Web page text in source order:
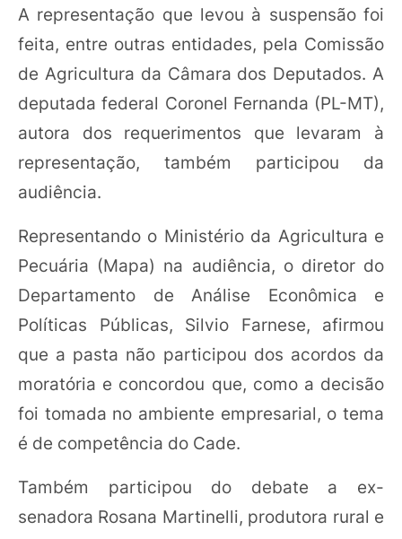
A representação que levou à suspensão foi
feita, entre outras entidades, pela Comissão
de Agricultura da Câmara dos Deputados. A
deputada federal Coronel Fernanda (PL-MT),
autora dos requerimentos que levaram à
representação, também participou da
audiência.
Representando o Ministério da Agricultura e
Pecuária (Mapa) na audiência, o diretor do
Departamento de Análise Econômica e
Políticas Públicas, Silvio Farnese, afirmou
que a pasta não participou dos acordos da
moratória e concordou que, como a decisão
foi tomada no ambiente empresarial, o tema
é de competência do Cade.
Também participou do debate a ex-
senadora Rosana Martinelli, produtora rural e